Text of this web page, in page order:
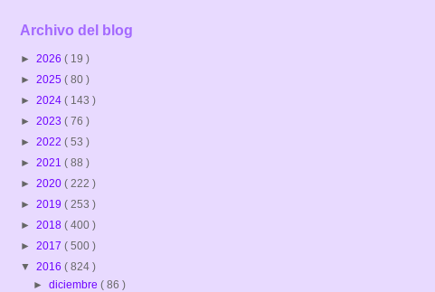
Archivo del blog
► 2026 ( 19 )
► 2025 ( 80 )
► 2024 ( 143 )
► 2023 ( 76 )
► 2022 ( 53 )
► 2021 ( 88 )
► 2020 ( 222 )
► 2019 ( 253 )
► 2018 ( 400 )
► 2017 ( 500 )
▼ 2016 ( 824 )
►diciembre( 86 )